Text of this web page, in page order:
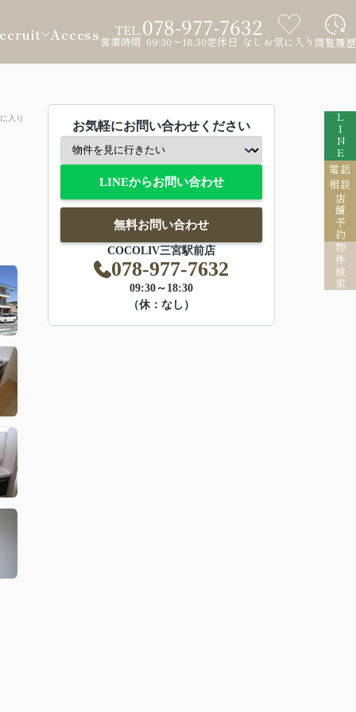
Access TEL.078-977-7632
営業時間 09:30～18:30定休日 なし お気に入り 閲覧履歴
LINE
電話
相談
店舗予約
物件検索
入り
お気軽にお問い合わせください
LINEからお問い合わせ
無料お問い合わせ
COCOLIV三宮駅前店
078-977-7632
09:30～18:30
（休：なし）